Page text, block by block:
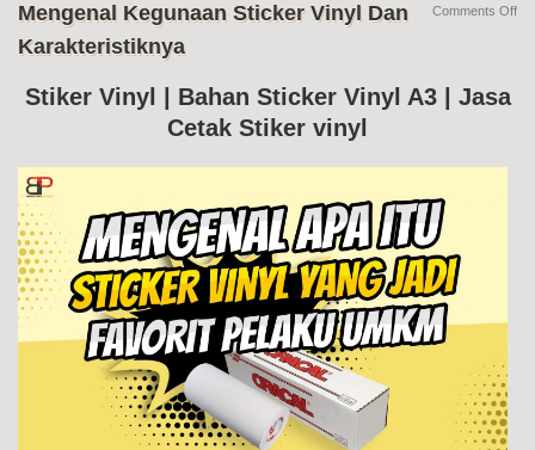
Mengenal Kegunaan Sticker Vinyl Dan
Karakteristiknya
Stiker Vinyl | Bahan Sticker Vinyl A3 | Jasa
Cetak Stiker vinyl
Comments Offon